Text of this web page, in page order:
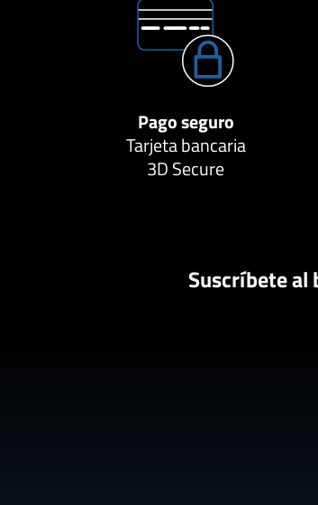
Pago seguro
Tarjeta bancaria
3D Secure
Suscríbete